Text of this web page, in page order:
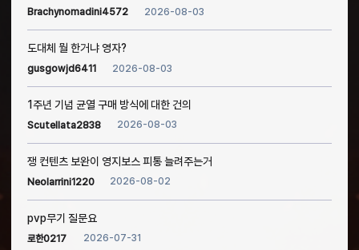
Brachynomadini4572 2026-08-03
도대체 뭘 한거냐 영자?
gusgowjd6411 2026-08-03
1주년 기념 균열 구매 방식에 대한 건의
Scutellata2838 2026-08-03
쟁 컨텐츠 보완이 영지보스 피통 늘려주는거
Neolarrini1220 2026-08-02
pvp무기 질문요
로한0217 2026-07-31